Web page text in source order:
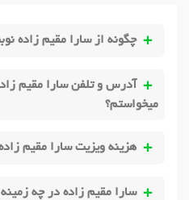
چگونه از سارا مقیم زاده
آدرس و تلفن سارا مقیم
میخواستم؟
هزینه ویزیت سارا مقیم
سارا مقیم زاده در چه